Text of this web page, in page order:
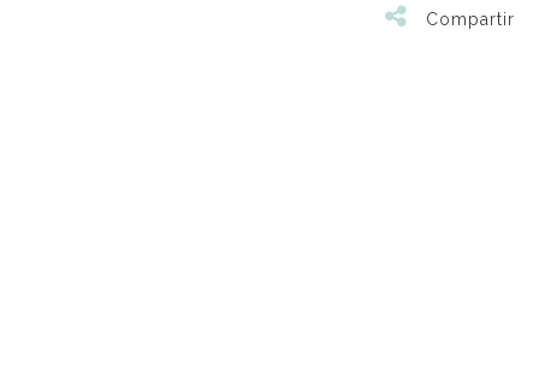
Compartir